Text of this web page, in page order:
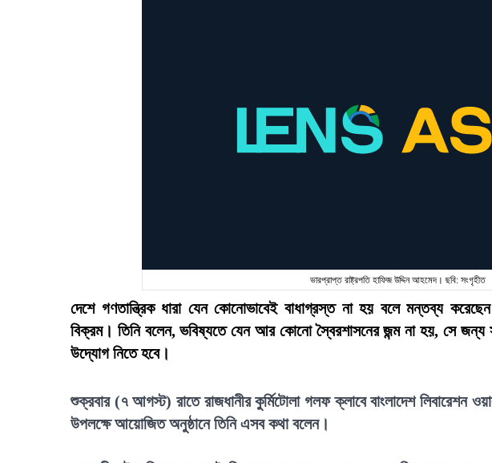
ভারপ্রাপ্ত রাষ্ট্রপতি হাফিজ উদ্দিন আহমেদ। ছবি: সংগৃহীত
দেশে গণতান্ত্রিক ধারা যেন কোনোভাবেই বাধাগ্রস্ত না হয় বলে মন্তব্য
বিক্রম। তিনি বলেন, ভবিষ্যতে যেন আর কোনো স্বৈরশাসনের জন্ম না হয়, সে
উদ্যোগ নিতে হবে।
শুক্রবার (৭ আগস্ট) রাতে রাজধানীর কুর্মিটোলা গলফ ক্লাবে বাংলাদেশ লিবারেশন
উপলক্ষে আয়োজিত অনুষ্ঠানে তিনি এসব কথা বলেন।